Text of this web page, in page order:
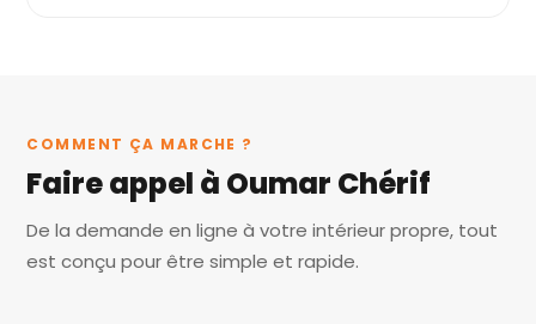
COMMENT ÇA MARCHE ?
Faire appel à Oumar Chérif
De la demande en ligne à votre intérieur propre, tout
est conçu pour être simple et rapide.